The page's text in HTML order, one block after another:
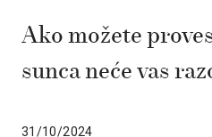
Ako možete
sunca neće vas
31/10/2024